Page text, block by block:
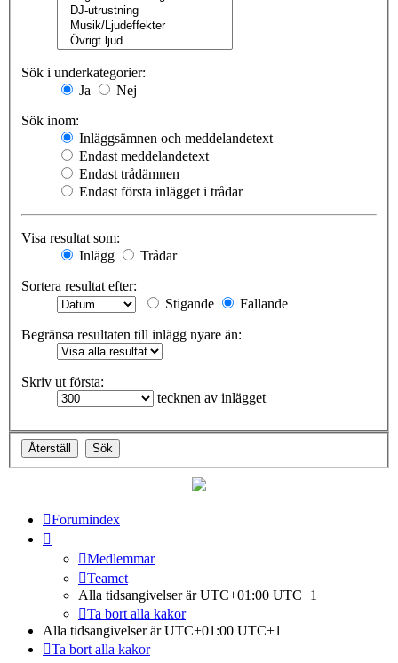
Sök i underkategorier:
Ja
Nej
Sök inom:
Inläggsämnen och meddelandetext
Endast meddelandetext
Endast trådämnen
Endast första inlägget i trådar
Visa resultat som:
Inlägg
Trådar
Sortera resultat efter:
Stigande
Fallande
Begränsa resultaten till inlägg nyare än:
Skriv ut första:
tecknen av inlägget
Forumindex
Medlemmar
Teamet
Alla tidsangivelser är UTC+01:00 UTC+1
Ta bort alla kakor
Alla tidsangivelser är UTC+01:00 UTC+1
Ta bort alla kakor